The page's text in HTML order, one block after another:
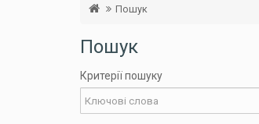
Пошук
Пошук
Критерії пошуку